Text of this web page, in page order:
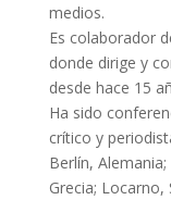
medios.
Es colaborador
donde dirige y
desde hace 15
Ha sido
crítico y
Berlín,
Grecia; Locarno,